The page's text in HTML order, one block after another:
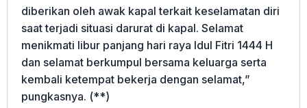
diberikan oleh awak kapal terkait keselamatan diri
saat terjadi situasi darurat di kapal. Selamat
menikmati libur panjang hari raya Idul Fitri 1444 H
dan selamat berkumpul bersama keluarga serta
kembali ketempat bekerja dengan selamat,”
pungkasnya. (**)